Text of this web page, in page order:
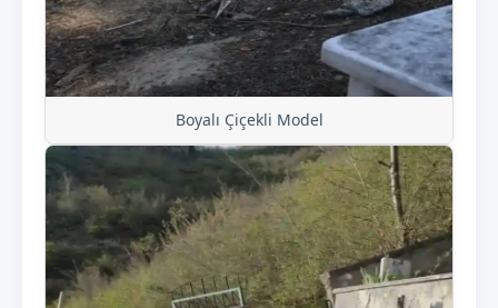
Boyalı Çiçekli Model